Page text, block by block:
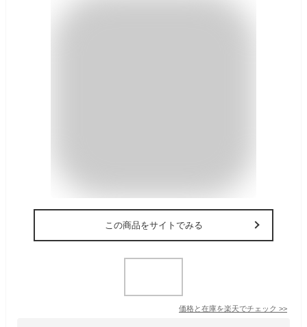
この商品をサイトでみる
価格と在庫を楽天でチェック >>